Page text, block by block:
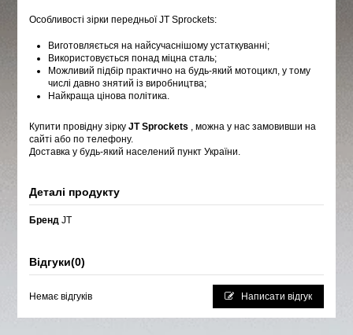
Особливості зірки передньої JT Sprockets:
Виготовляється на найсучаснішому устаткуванні;
Використовується понад міцна сталь;
Можливий підбір практично на будь-який мотоцикл, у тому
числі давно знятий із виробництва;
Найкраща цінова політика.
Купити провідну зіркуJT Sprockets , можна у нас замовивши на
сайті або по телефону.
Доставка у будь-який населений пункт України.
Деталі продукту
Бренд JT
Відгуки(0)
Немає відгуків Написати відгук